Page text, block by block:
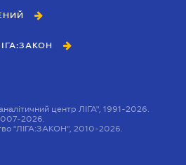
центр ЛІГА", 1991-2026.
2026.
"ЛІГА:ЗАКОН", 2010-2026.